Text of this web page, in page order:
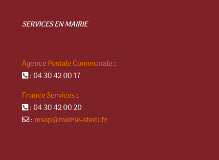
SERVICES EN MAIRIE
Agence Postale Communale :
: 04 30 42 00 17
France Services:
: 04 30 42 00 20
:msap@mairie-stedl.fr